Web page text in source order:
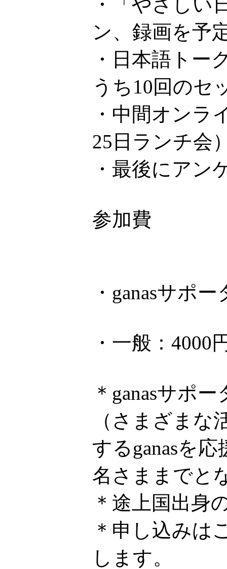
ン、録画を予
・日本語トー
うち10回のセ
・中間オンラ
25日ランチ会
・最後にアン
参加費
・ganasサポ
・一般：4000
＊ganasサポ
（さまざま
するganasを
名さままでと
＊途上国出身
＊申し込みは
します。